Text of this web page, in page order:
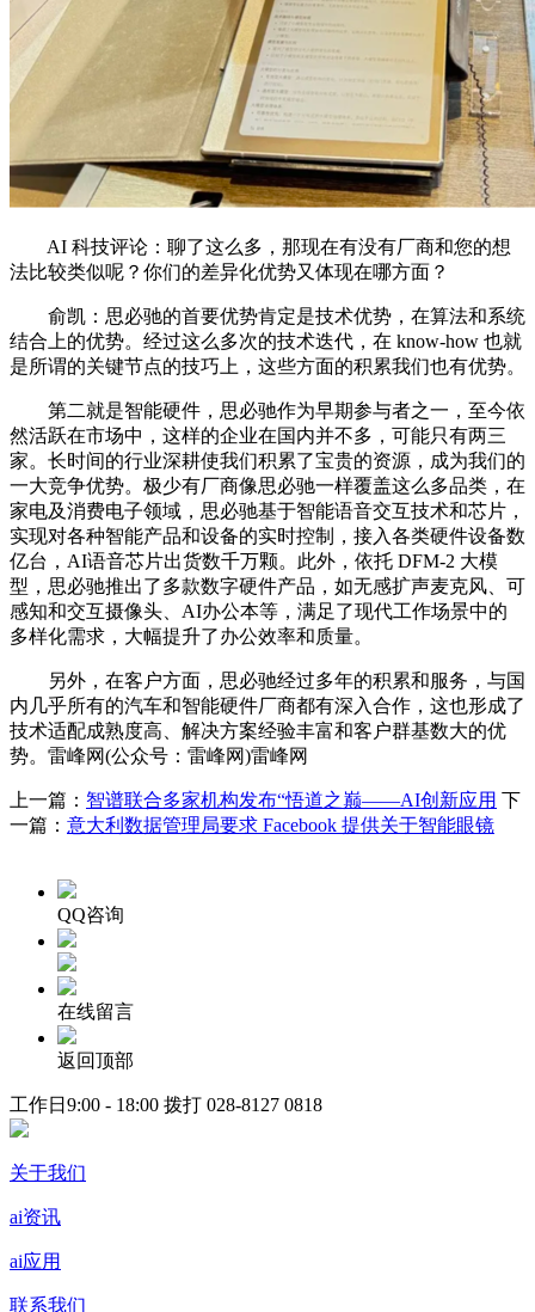
AI 科技评论：聊了这么多，那现在有没有厂商和您的想
法比较类似呢？你们的差异化优势又体现在哪方面？
俞凯：思必驰的首要优势肯定是技术优势，在算法和系统
结合上的优势。经过这么多次的技术迭代，在 know-how 也就
是所谓的关键节点的技巧上，这些方面的积累我们也有优势。
第二就是智能硬件，思必驰作为早期参与者之一，至今依
然活跃在市场中，这样的企业在国内并不多，可能只有两三
家。长时间的行业深耕使我们积累了宝贵的资源，成为我们的
一大竞争优势。极少有厂商像思必驰一样覆盖这么多品类，在
家电及消费电子领域，思必驰基于智能语音交互技术和芯片，
实现对各种智能产品和设备的实时控制，接入各类硬件设备数
亿台，AI语音芯片出货数千万颗。此外，依托 DFM-2 大模
型，思必驰推出了多款数字硬件产品，如无感扩声麦克风、可
感知和交互摄像头、AI办公本等，满足了现代工作场景中的
多样化需求，大幅提升了办公效率和质量。
另外，在客户方面，思必驰经过多年的积累和服务，与国
内几乎所有的汽车和智能硬件厂商都有深入合作，这也形成了
技术适配成熟度高、解决方案经验丰富和客户群基数大的优
势。雷峰网(公众号：雷峰网)雷峰网
上一篇： 智谱联合多家机构发布“悟道之巅——AI创新应用 下
一篇： 意大利数据管理局要求 Facebook 提供关于智能眼镜
QQ咨询
在线留言
返回顶部
工作日9:00 - 18:00 拨打 028-8127 0818
关于我们
ai资讯
ai应用
联系我们